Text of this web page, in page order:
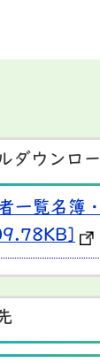
ダウンロ
一覧名簿